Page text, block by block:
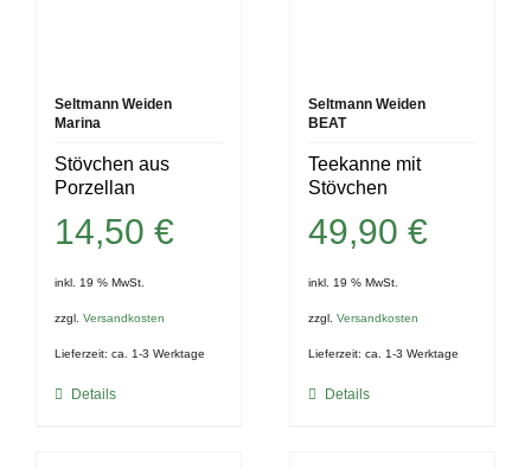
Seltmann Weiden
Marina
Stövchen aus
Porzellan
14,50 €
inkl. 19 % MwSt.
zzgl. Versandkosten
Lieferzeit: ca. 1-3 Werktage
Details
Seltmann Weiden
BEAT
Teekanne mit
Stövchen
49,90€
inkl. 19 % MwSt.
zzgl.Versandkosten
Lieferzeit:ca. 1-3 Werktage
Details